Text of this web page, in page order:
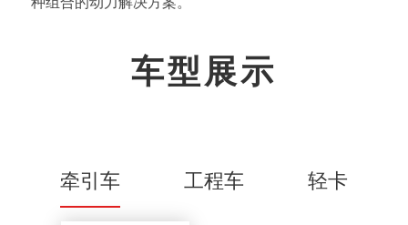
车型展示
牵引车 工程车 轻卡